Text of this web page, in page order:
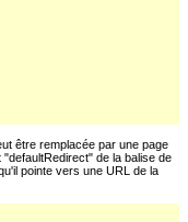
être remplacée par une page
de la balise de
pointe vers une URL de la